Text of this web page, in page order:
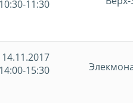
10:30-11:30
14.11.2017
14:00-15:30